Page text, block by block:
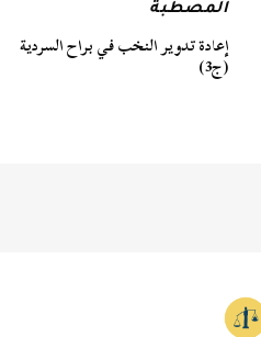
المصطبة
إعادة تدوير النخب في براح السردية
(ج3)